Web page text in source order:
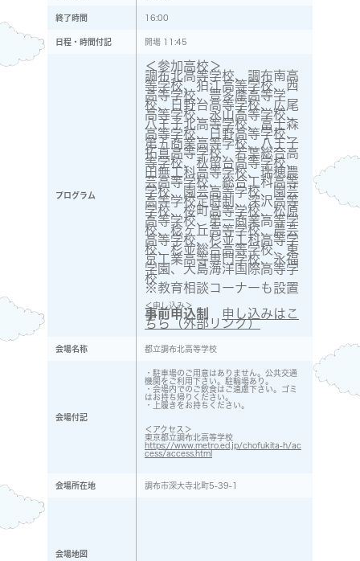
終了時間 16:00
日程・時間付記 開場 11:45
プログラム
＜参加高校＞
調布北高等学校、調布南高
等学校、狛江高等学校、西
高等学校、豊多摩高等学
校、日野台高等学校、広尾
高等学校、永山高等学校、
八王子北高等学校、富士森
高等学校、日野高等学校、
第五商業高等学校、八王子
拓真高等学校、若葉総合高
等学校、秋留台高等学校、
田無工科高等学校、瑞穂農
芸高等学校、総合工科高等
学校、園芸高等学校、園芸
高等学校定時制、深沢高等
学校、桜町高等学校、松原
高等学校、第一商業高等学
校、稔ヶ丘高等学校、農芸
高等学校、杉並工科高等学
校、杉並総合高等学校、東
京工業高等専門学校、永福
学園、大島海洋国際高等学
校
※教育相談コーナーも設置
＜申し込み＞
事前申込制 申し込みはこ
ちら（外部リンク）
会場名称 都立調布北高等学校
会場付記
・駐車場のご用意はありません。公共交通
機関をご利用下さい。駐輪場あり。
・会場内でのご飲食はご遠慮下さい。ゴミ
はお持ち帰りください。
・上履きをお持ちください。
＜アクセス＞
東京都立調布北高等学校
https://www.metro.ed.jp/chofukita-h/ac
cess/access.html
会場所在地 調布市深大寺北町5-39-1
会場地図